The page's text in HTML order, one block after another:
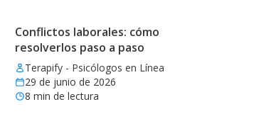
Conflictos laborales: cómo
resolverlos paso a paso
Terapify - Psicólogos en Línea
29 de junio de 2026
8 min de lectura